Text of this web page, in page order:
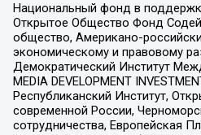
Национальный фонд в
Открытое Общество Фонд
общество, Американо-
экономическому и правовому
Демократический Институт
MEDIA DEVELOPMENT
Республиканский Институт,
современной России,
сотрудничества, Европейская